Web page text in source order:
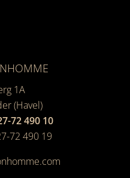
1A
(Havel)
72 490 10
72 490 19